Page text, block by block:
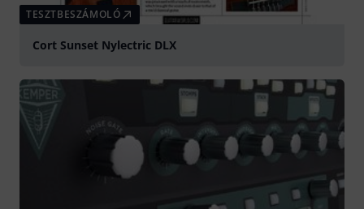
TESZTBESZÁMOLÓ
Cort Sunset Nylectric DLX